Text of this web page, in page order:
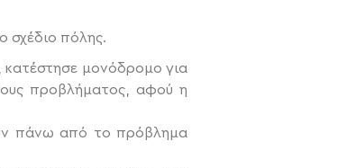
σχέδιο πόλης.
κατέστησε μονόδρομο για
προβλήματος, αφού η
πάνω από το πρόβλημα